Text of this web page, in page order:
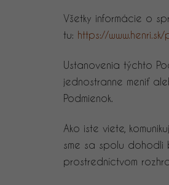
Všetky informácie o
tu: https://
Ustanovenia týchto
jednostranne meniť
Podmienok.
Ako iste viete,
sme sa spolu dohodli
prostredníctvom